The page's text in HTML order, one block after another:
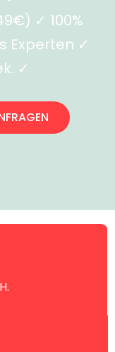
✓ 100%
Experten ✓
✓